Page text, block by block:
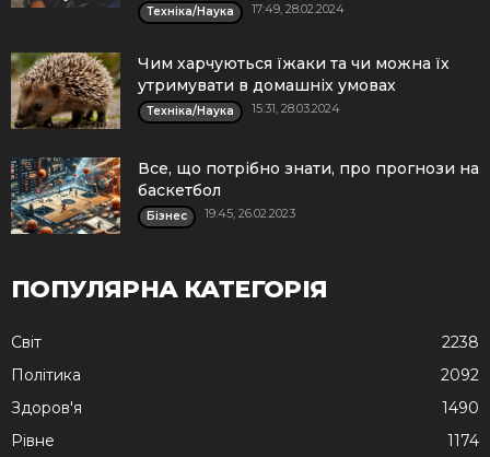
Техніка/Наука 17:49, 28.02.2024
Чим харчуються їжаки та чи можна їх
утримувати в домашніх умовах
Техніка/Наука 15:31, 28.03.2024
Все, що потрібно знати, про прогнози на
баскетбол
Бізнес 19:45, 26.02.2023
ПОПУЛЯРНА КАТЕГОРІЯ
Cвіт
2238
Політика
2092
Здоров'я
1490
Рівне
1174